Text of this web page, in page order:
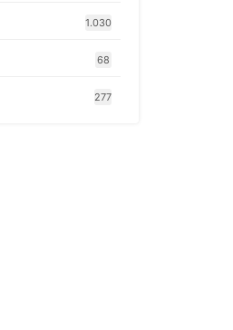
1.030
68
277